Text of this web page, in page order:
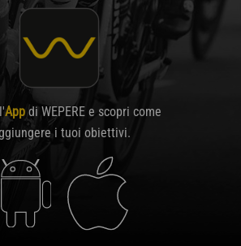
Appdi WEPERE e scopri come
i tuoi obiettivi.